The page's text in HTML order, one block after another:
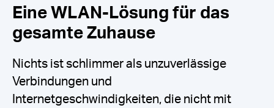
Eine WLAN-Lösung für das
gesamte Zuhause
Nichts ist schlimmer als unzuverlässige
Verbindungen und
Internetgeschwindigkeiten, die nicht mit